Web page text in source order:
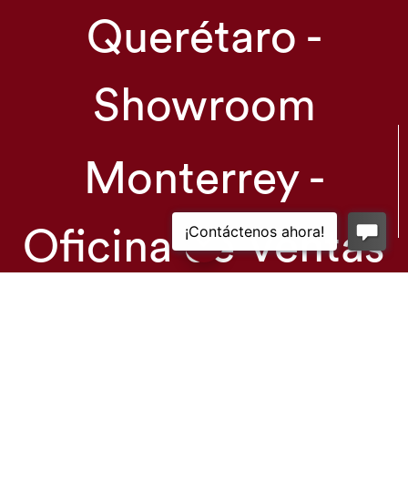
Querétaro -
Showroom
Monterrey -
Oficina de Ventas